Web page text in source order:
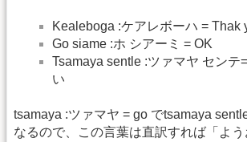
Kealeboga :ケアレボーハ = Thak
Go siame :ホ シアーミ = OK
Tsamaya sentle :ツァマヤ センテ
い
tsamaya :ツァマヤ = go でtsamaya
なるので、この言葉は直訳すれば「よ